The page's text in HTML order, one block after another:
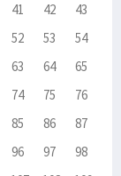
41 42
43
52 53
54
63 64
65
74 75
76
85 86
87
96 97
98